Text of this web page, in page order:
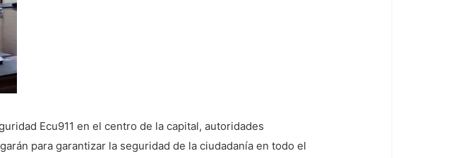
Ecu911 en el centro de la capital, autoridades
para garantizar la seguridad de la ciudadanía en todo el